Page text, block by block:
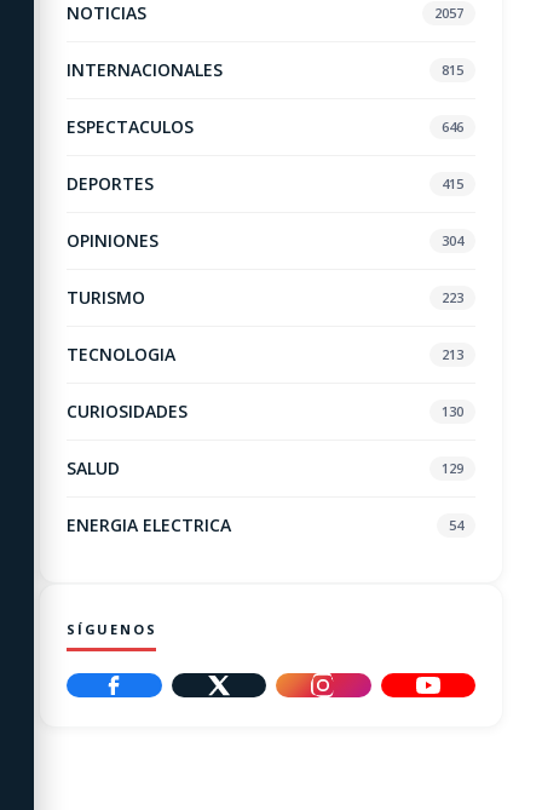
NOTICIAS 2057
INTERNACIONALES 815
ESPECTACULOS 646
DEPORTES 415
OPINIONES 304
TURISMO 223
TECNOLOGIA 213
CURIOSIDADES 130
SALUD 129
ENERGIA ELECTRICA 54
SÍGUENOS